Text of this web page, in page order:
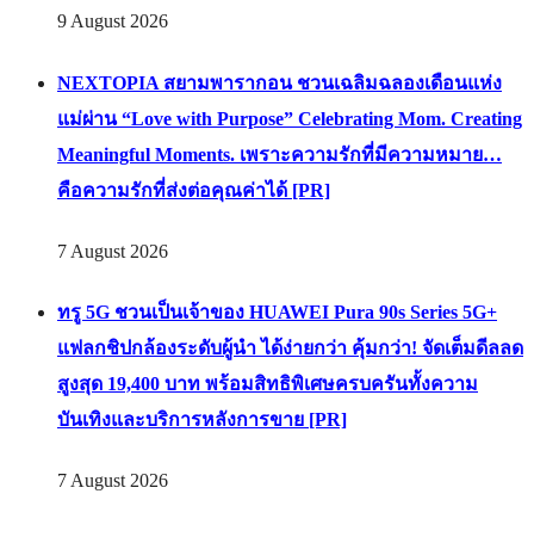
9 August 2026
NEXTOPIA สยามพารากอน ชวนเฉลิมฉลองเดือนแห่ง
แม่ผ่าน “Love with Purpose” Celebrating Mom. Creating
Meaningful Moments. เพราะความรักที่มีความหมาย…
คือความรักที่ส่งต่อคุณค่าได้ [PR]
7 August 2026
ทรู 5G ชวนเป็นเจ้าของ HUAWEI Pura 90s Series 5G+
แฟลกชิปกล้องระดับผู้นำ ได้ง่ายกว่า คุ้มกว่า! จัดเต็มดีลลด
สูงสุด 19,400 บาท พร้อมสิทธิพิเศษครบครันทั้งความ
บันเทิงและบริการหลังการขาย [PR]
7 August 2026